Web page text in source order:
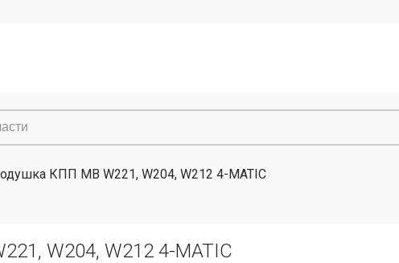
КПП MB W221, W204, W212 4-MATIC
W204, W212 4-MATIC